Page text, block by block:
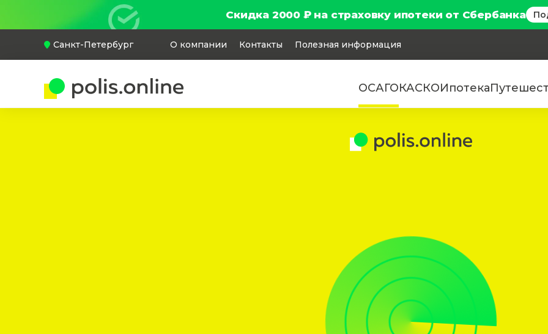
Скидка 2000 ₽ на страховку ипотеки от Сбербанка
Санкт-Петербург О компании Контакты Полезная информация
ОСАГОКАСКОИпотека